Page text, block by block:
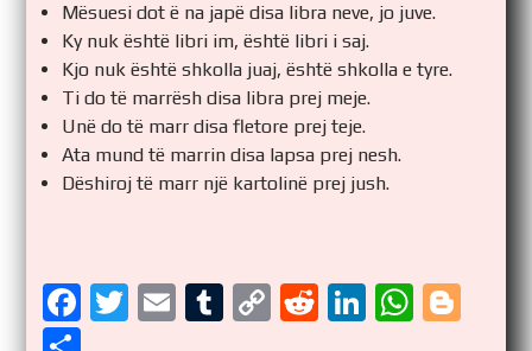
Mësuesi dot ë na japë disa libra neve, jo juve.
Ky nuk është libri im, është libri i saj.
Kjo nuk është shkolla juaj, është shkolla e tyre.
Ti do të marrësh disa libra prej meje.
Unë do të marr disa fletore prej teje.
Ata mund të marrin disa lapsa prej nesh.
Dëshiroj të marr një kartolinë prej jush.
F
T
E
T
C
R
Li
W